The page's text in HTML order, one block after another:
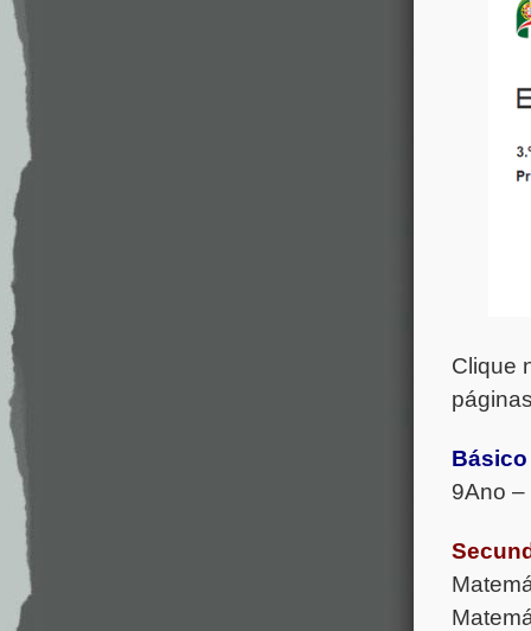
Clique
Básico
9Ano –